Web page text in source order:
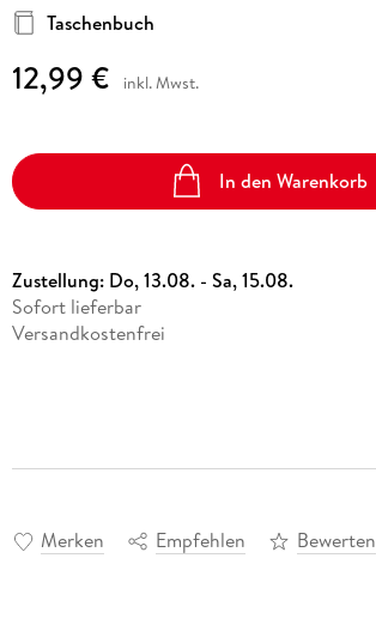
Taschenbuch
12,99 € inkl. Mwst.
In den Warenkorb
Zustellung: Do, 13.08. - Sa, 15.08.
Sofort lieferbar
Versandkostenfrei
Merken Empfehlen Bewerten